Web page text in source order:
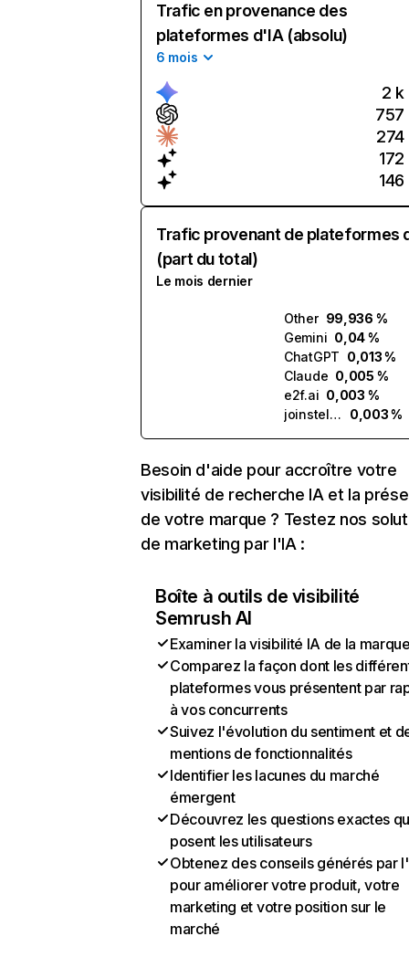
Trafic en provenance des
plateformes d'IA (absolu)
6 mois
2 k
757
274
172
146
Trafic provenant de plateformes
(part du total)
Le mois dernier
Other 99,936 %
Gemini 0,04 %
ChatGPT 0,013 %
Claude 0,005 %
e2f.ai 0,003 %
joinstellar.ai
0,003 %
Besoin d'aide pour accroître votre
visibilité de recherche IA et la
de votre marque ? Testez nos
de marketing par l'IA :
Boîte à outils de visibilité
Semrush AI
Examiner la visibilité IA de la
Comparez la façon dont les
plateformes vous présentent par
à vos concurrents
Suivez l'évolution du sentiment et
mentions de fonctionnalités
Identifier les lacunes du marché
émergent
Découvrez les questions exactes
posent les utilisateurs
Obtenez des conseils générés par
pour améliorer votre produit, votre
marketing et votre position sur le
marché